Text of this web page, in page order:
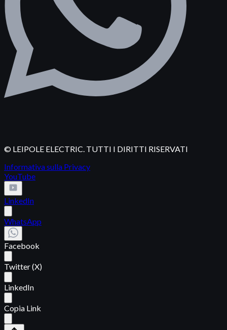
© LEIPOLE ELECTRIC. TUTTI I DIRITTI RISERVATI
Informativa sulla Privacy
YouTube
LinkedIn
WhatsApp
Facebook
Twitter (X)
LinkedIn
Copia Link